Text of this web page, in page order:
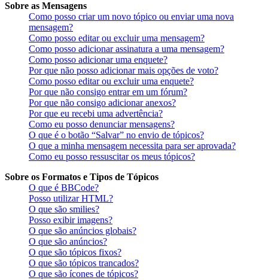
Sobre as Mensagens
Como posso criar um novo tópico ou enviar uma nova
mensagem?
Como posso editar ou excluir uma mensagem?
Como posso adicionar assinatura a uma mensagem?
Como posso adicionar uma enquete?
Por que não posso adicionar mais opções de voto?
Como posso editar ou excluir uma enquete?
Por que não consigo entrar em um fórum?
Por que não consigo adicionar anexos?
Por que eu recebi uma advertência?
Como eu posso denunciar mensagens?
O que é o botão “Salvar” no envio de tópicos?
O que a minha mensagem necessita para ser aprovada?
Como eu posso ressuscitar os meus tópicos?
Sobre os Formatos e Tipos de Tópicos
O que é BBCode?
Posso utilizar HTML?
O que são smilies?
Posso exibir imagens?
O que são anúncios globais?
O que são anúncios?
O que são tópicos fixos?
O que são tópicos trancados?
O que são ícones de tópicos?